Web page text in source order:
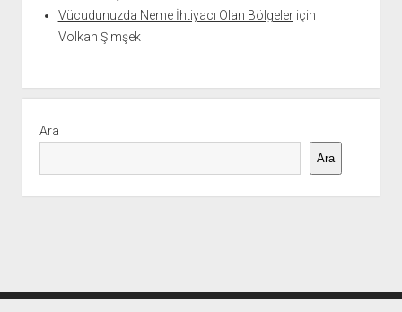
Vücudunuzda Neme İhtiyacı Olan Bölgeleriçin
Volkan Şimşek
Ara
Ara